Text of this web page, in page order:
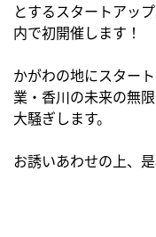
とするスタートアッ
内で初開催します！
かがわの地にスター
業・香川の未来の無
大騒ぎします。
お誘いあわせの上、